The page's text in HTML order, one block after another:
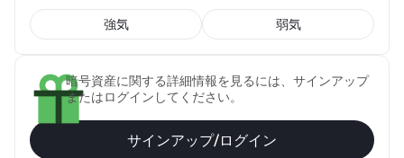
強気 弱気
暗号資産に関する詳細情報を見るには、サインアップ
またはログインしてください。
サインアップ/ログイン